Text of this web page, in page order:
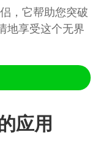
，它帮助您突破
地享受这个无界
应用